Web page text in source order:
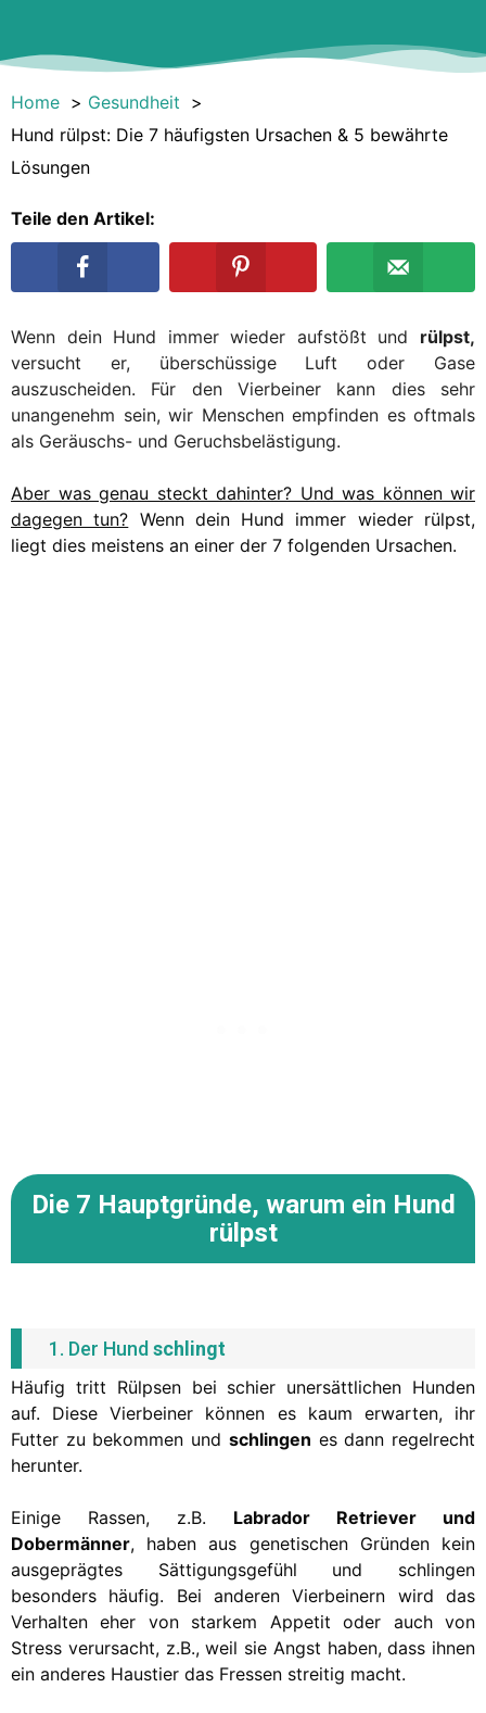
Home
Gesundheit
Hund rülpst: Die 7 häufigsten Ursachen & 5 bewährte
Lösungen
Teile den Artikel:
Wenn dein Hund immer wieder aufstößt und rülpst,
versucht er, überschüssige Luft oder Gase
auszuscheiden. Für den Vierbeiner kann dies sehr
unangenehm sein, wir Menschen empfinden es oftmals
als Geräuschs- und Geruchsbelästigung.
Aber was genau steckt dahinter? Und was können wir
dagegen tun? Wenn dein Hund immer wieder rülpst,
liegt dies meistens an einer der 7 folgenden Ursachen.
Die 7 Hauptgründe, warum ein Hund
rülpst
1. Der Hundschlingt
Häufig tritt Rülpsen bei schier unersättlichen Hunden
auf. Diese Vierbeiner können es kaum erwarten, ihr
Futter zu bekommen und schlingen es dann regelrecht
herunter.
Einige Rassen, z.B. Labrador Retriever und
Dobermänner, haben aus genetischen Gründen kein
ausgeprägtes Sättigungsgefühl und schlingen
besonders häufig. Bei anderen Vierbeinern wird das
Verhalten eher von starkem Appetit oder auch von
Stress verursacht, z.B., weil sie Angst haben, dass ihnen
ein anderes Haustier das Fressen streitig macht.